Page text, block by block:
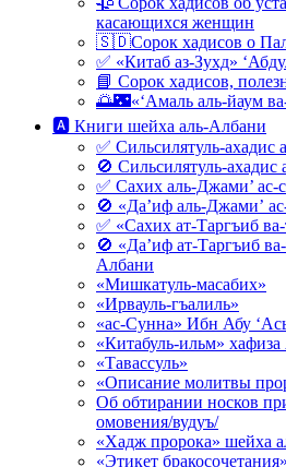
касающихся женщин
🇸🇩Сорок хадисов о
✅ «Китаб аз-Зухд»
📘 Сорок хадисов,
🌅🌃«‘Амаль аль-йаум
🅰 Книги шейха аль-Албани
✅ Сильсилятуль-ахадис
🚫 Сильсилятуль-ахадис
✅ Сахих аль-Джами’ ас-
🚫 «Да’иф аль-Джами’
✅ «Сахих ат-Таргъиб
🚫 «Да’иф ат-Таргъиб
Албани
«Мишкатуль-масабих»
«Ирвауль-гъалиль»
«ас-Сунна» Ибн Абу
«Китабуль-ильм»
«Тавассуль»
«Описание молитвы
Об обтирании носков
омовения/вудуъ/
«Хадж пророка» шейха
«Этикет